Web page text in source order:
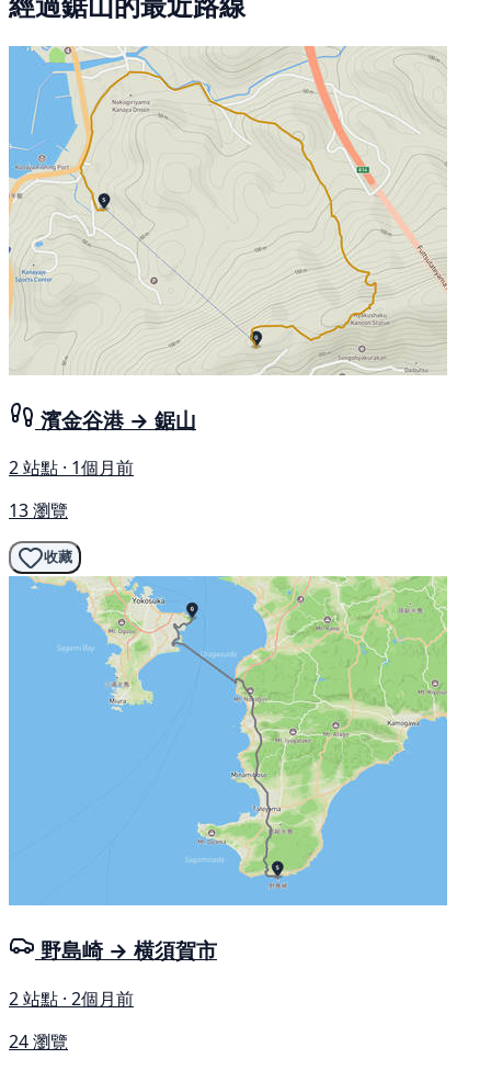
濱金谷港 → 鋸山
2 站點 · 1個月前
13 瀏覽
收藏
野島崎 → 横須賀市
2 站點 · 2個月前
24 瀏覽